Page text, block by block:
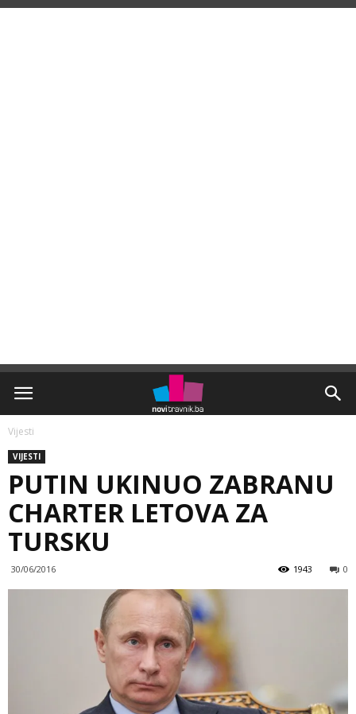
Vijesti
VIJESTI
PUTIN UKINUO ZABRANU
CHARTER LETOVA ZA
TURSKU
30/06/2016 0
1943